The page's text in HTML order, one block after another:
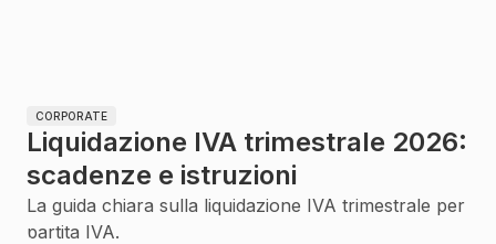
CORPORATE
Liquidazione IVA trimestrale 2026:
scadenze e istruzioni
La guida chiara sulla liquidazione IVA trimestrale per
partita IVA.